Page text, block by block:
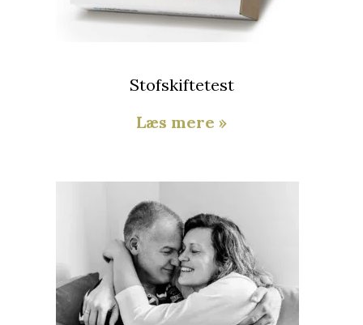
Stofskiftetest
Læs mere »